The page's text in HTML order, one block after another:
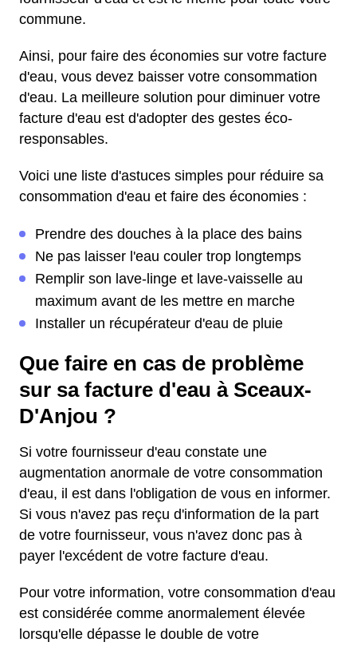
commune.
Ainsi, pour faire des économies sur votre facture
d'eau, vous devez baisser votre consommation
d'eau. La meilleure solution pour diminuer votre
facture d'eau est d'adopter des gestes éco-
responsables.
Voici une liste d'astuces simples pour réduire sa
consommation d'eau et faire des économies :
Prendre des douches à la place des bains
Ne pas laisser l'eau couler trop longtemps
Remplir son lave-linge et lave-vaisselle au
maximum avant de les mettre en marche
Installer un récupérateur d'eau de pluie
Que faire en cas de problème
sur sa facture d'eau à Sceaux-
D'Anjou ?
Si votre fournisseur d'eau constate une
augmentation anormale de votre consommation
d'eau, il est dans l'obligation de vous en informer.
Si vous n'avez pas reçu d'information de la part
de votre fournisseur, vous n'avez donc pas à
payer l'excédent de votre facture d'eau.
Pour votre information, votre consommation d'eau
est considérée comme anormalement élevée
lorsqu'elle dépasse le double de votre